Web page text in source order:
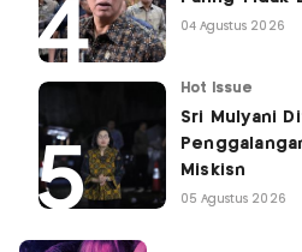
04 Agustus 2026
Hot Issue
Sri Mulyani
Miskisn
05 Agustus 2026